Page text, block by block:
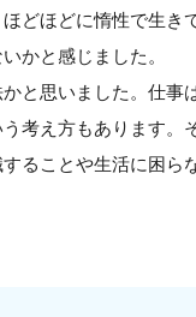
どほどに惰性で生き
かと感じました。
と思いました。仕事
考え方もあります。
ることや生活に困ら